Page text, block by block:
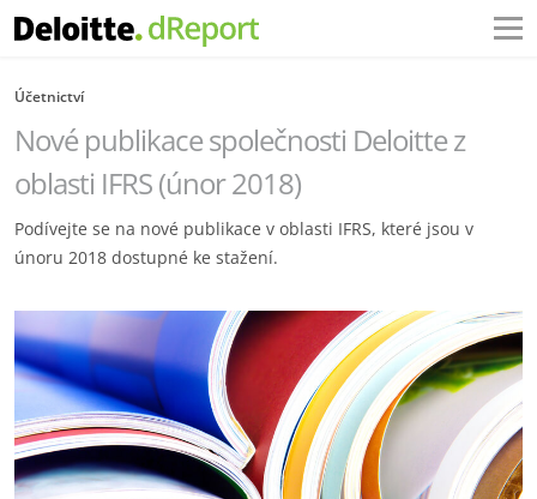
Účetnictví
Nové publikace společnosti Deloitte z
oblasti IFRS (únor 2018)
Podívejte se na nové publikace v oblasti IFRS, které jsou v
únoru 2018 dostupné ke stažení.